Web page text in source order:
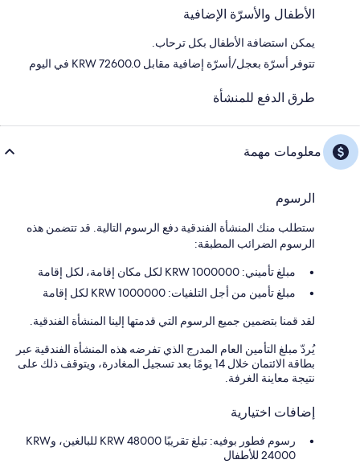
الأطفال والأسرّة الإضافية
يمكن استضافة الأطفال بكل ترحاب.
تتوفر أسرّة بعجل/أسرّة إضافية مقابل KRW 72600.0 في اليوم
طرق الدفع للمنشأة
معلومات مهمة
الرسوم
ستطلب منك المنشأة الفندقية دفع الرسوم التالية. قد تتضمن هذه
الرسوم الضرائب المطبقة:
مبلغ تأميني: 1000000 KRW لكل مكان إقامة، لكل إقامة
مبلغ تأمين من أجل التلفيات: 1000000 KRW لكل إقامة
لقد قمنا بتضمين جميع الرسوم التي قدمتها إلينا المنشأة الفندقية.
يُردّ مبلغ التأمين العام المدرج الذي تفرضه هذه المنشأة الفندقية عبر
بطاقة الائتمان خلال 14 يومًا بعد تسجيل المغادرة، ويتوقف ذلك على
نتيجة معاينة الغرفة.
إضافات اختيارية
رسوم فطور بوفيه: تبلغ تقريبًا KRW 48000 للبالغين، وKRW
24000 للأطفال